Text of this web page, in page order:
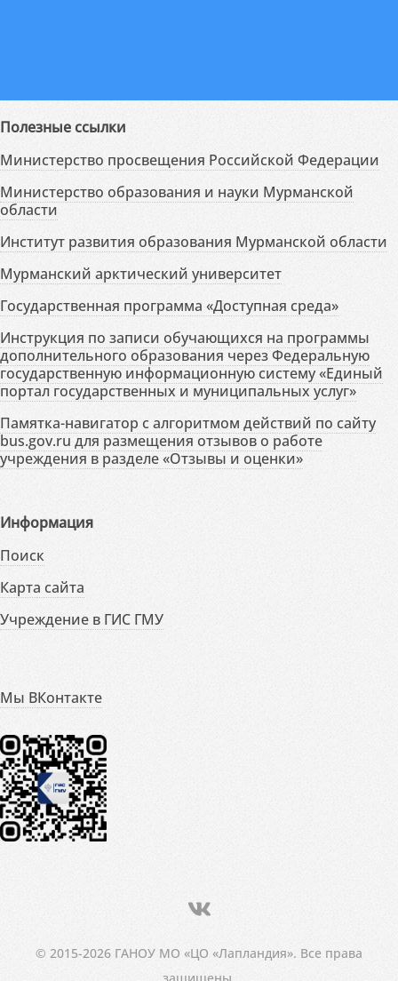
Полезные ссылки
Министерство просвещения Российской Федерации
Министерство образования и науки Мурманской
области
Институт развития образования Мурманской области
Мурманский арктический университет
Государственная программа «Доступная среда»
Инструкция по записи обучающихся на программы
дополнительного образования через Федеральную
государственную информационную систему «Единый
портал государственных и муниципальных услуг»
Памятка-навигатор с алгоритмом действий по сайту
bus.gov.ru для размещения отзывов о работе
учреждения в разделе «Отзывы и оценки»
Информация
Поиск
Карта сайта
Учреждение в ГИС ГМУ
Мы ВКонтакте
© 2015-2026 ГАНОУ МО «ЦО «Лапландия». Все права